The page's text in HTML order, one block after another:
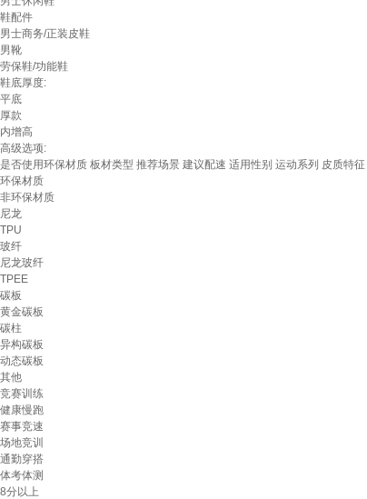
鞋配件
男士商务/正装皮鞋
男靴
劳保鞋/功能鞋
鞋底厚度:
平底
厚款
内增高
高级选项:
是否使用环保材质 板材类型 推荐场景 建议配速 适用性别 运动系列 皮质特征
环保材质
非环保材质
尼龙
TPU
玻纤
尼龙玻纤
TPEE
碳板
黄金碳板
碳柱
异构碳板
动态碳板
其他
竞赛训练
健康慢跑
赛事竞速
场地竞训
通勤穿搭
体考体测
8分以上